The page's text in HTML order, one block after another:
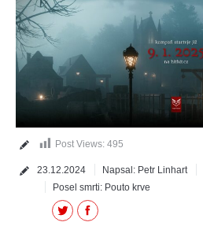
Post Views: 495
23.12.2024 Napsal: Petr Linhart
Posel smrti: Pouto krve
Facebook
Twitter